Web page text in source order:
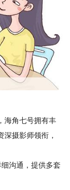
角七号拥有丰
摄影师领衔，
沟通，提供多套